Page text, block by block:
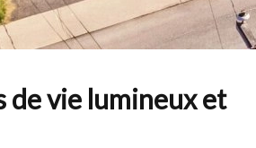
de vie lumineux et